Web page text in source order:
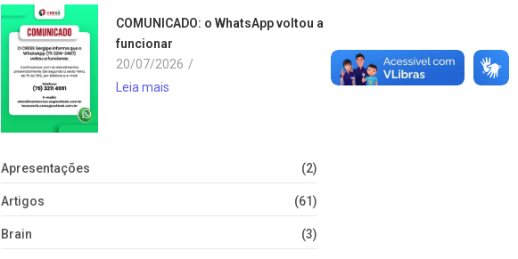
COMUNICADO: o WhatsApp voltou a
funcionar
20/07/2026 /
Leia mais
Apresentações (2)
Artigos (61)
Brain (3)